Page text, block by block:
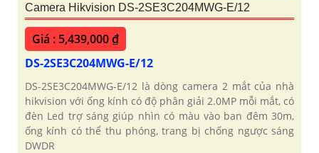
Camera Hikvision DS-2SE3C204MWG-E/12
Giá : 5,439,000 ₫
DS-2SE3C204MWG-E/12
DS-2SE3C204MWG-E/12 là dòng camera 2 mắt của nhà
hikvision với ống kính có độ phân giải 2.0MP mỗi mắt, có
đèn Led trợ sáng giúp nhìn có màu vào ban đêm 30m,
ống kính có thể thu phóng, trang bị chống ngược sáng
DWDR